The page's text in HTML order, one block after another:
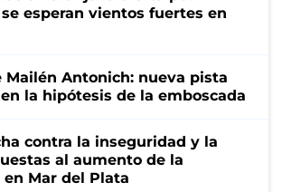
esperan vientos fuertes en
Mailén Antonich: nueva pista
la hipótesis de la emboscada
contra la inseguridad y la
al aumento de la
Mar del Plata